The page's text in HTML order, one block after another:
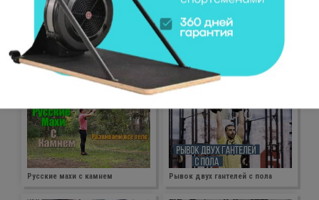
Взятие гири в сед двумя руками
(Kettlebell Taters)
Русские махи с одной и двумя
Русские махи с камнем Рывок двух гантелей с пола